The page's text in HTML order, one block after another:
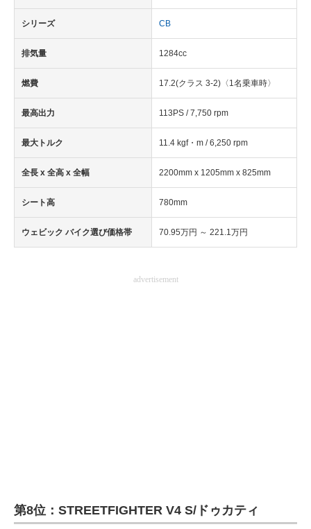
シリーズ CB
排気量 1284cc
燃費 17.2(クラス 3-2)〈1名乗車時〉
最高出力 113PS / 7,750 rpm
最大トルク 11.4 kgf・m / 6,250 rpm
全長 x 全高 x 全幅 2200mm x 1205mm x 825mm
シート高 780mm
ウェビック バイク選び価格帯 70.95万円 ～ 221.1万円
advertisement
第8位：STREETFIGHTER V4 S/ドゥカティ